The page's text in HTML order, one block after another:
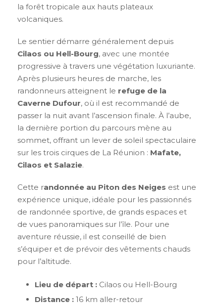
la forêt tropicale aux hauts plateaux
volcaniques.
Le sentier démarre généralement depuis
Cilaos ou Hell-Bourg, avec une montée
progressive à travers une végétation luxuriante.
Après plusieurs heures de marche, les
randonneurs atteignent le refuge de la
Caverne Dufour, où il est recommandé de
passer la nuit avant l’ascension finale. À l’aube,
la dernière portion du parcours mène au
sommet, offrant un lever de soleil spectaculaire
sur les trois cirques de La Réunion : Mafate,
Cilaos et Salazie.
Cette randonnée au Piton des Neiges est une
expérience unique, idéale pour les passionnés
de randonnée sportive, de grands espaces et
de vues panoramiques sur l’île. Pour une
aventure réussie, il est conseillé de bien
s’équiper et de prévoir des vêtements chauds
pour l’altitude.
Lieu de départ : Cilaos ou Hell-Bourg
Distance : 16 km aller-retour